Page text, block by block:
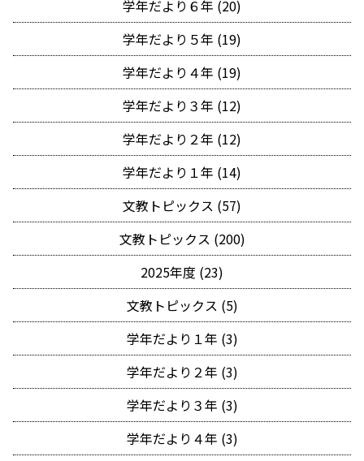
学年だより６年 (20)
学年だより５年 (19)
学年だより４年 (19)
学年だより３年 (12)
学年だより２年 (12)
学年だより１年 (14)
文教トピックス (57)
文教トピックス (200)
2025年度 (23)
文教トピックス (5)
学年だより１年 (3)
学年だより２年 (3)
学年だより３年 (3)
学年だより４年 (3)